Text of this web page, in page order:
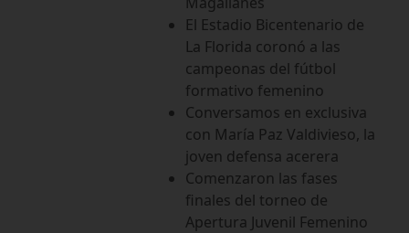
El Estadio Bicentenario de
La Florida coronó a las
campeonas del fútbol
formativo femenino
Conversamos en exclusiva
con María Paz Valdivieso, la
joven defensa acerera
Comenzaron las fases
finales del torneo de
Apertura Juvenil Femenino